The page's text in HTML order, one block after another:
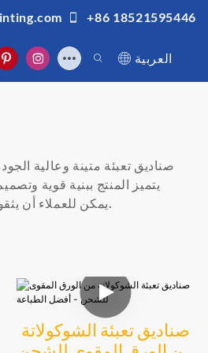
+86 18521595446
العربية
يتميز المنتج ببنية قوية
صناديق تعبئة الشوكولاتة